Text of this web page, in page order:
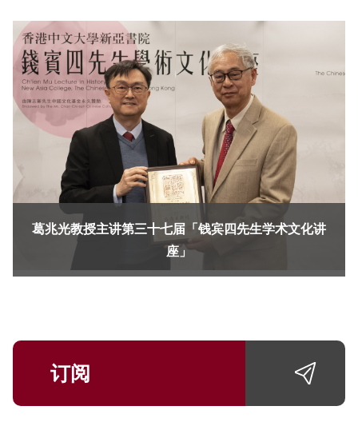
葛兆光教授主讲第三十七届「钱宾四先生学术文化讲
座」
订阅